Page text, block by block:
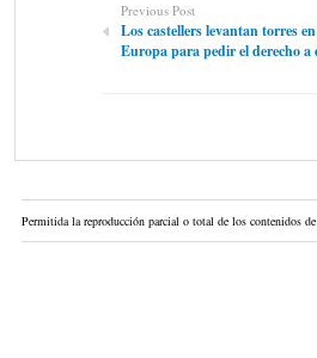
Previous Post
Los castellers levantan torres
Europa para pedir el derecho a
Permitida la reproducción parcial o total de los contenidos